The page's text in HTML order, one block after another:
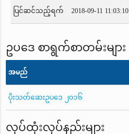
ပြင်ဆင်သည့်ရက် 2018-09-11 11:03:10
ဥပဒေ စာရွက်စာတမ်းများ
အမည်
ပိုးသတ်ဆေးဥပဒေ ၂၀၁၆
လုပ်ထုံးလုပ်နည်းများ